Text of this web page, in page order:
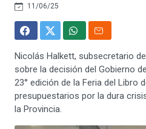
11/06/25
Nicolás Halkett, subsecretario
sobre la decisión del Gobierno
23° edición de la Feria del Libro
presupuestarios por la dura
la Provincia.